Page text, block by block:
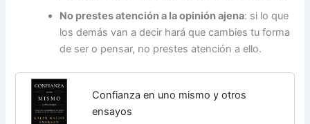
No prestes atención a la opinión ajena: si lo que
los demás van a decir hará que cambies tu forma
de ser o pensar, no prestes atención a ello.
Confianza en uno mismo y otros
ensayos